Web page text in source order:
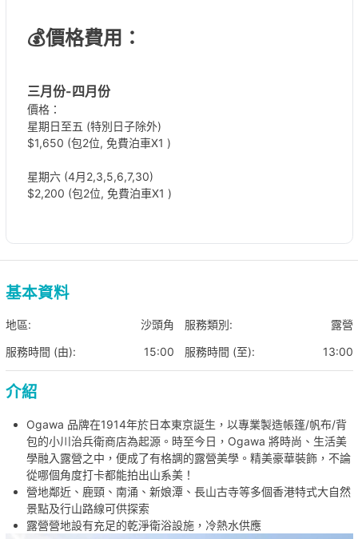
💰價格費用：
三月份-四月份
價格：
星期日至五 (特別日子除外)
$1,650 (包2位, 免費泊車X1 )
星期六 (4月2,3,5,6,7,30)
$2,200 (包2位, 免費泊車X1 )
五月份 - 九月份
價格：
*額外泊車
費用套票已包以下裝備：
露營桌
露營椅
煮食爐
燒烤爐
餐具
調味料
冰桶
基本資料
地區: 沙頭角 服務類別:
露營
服務時間 (由):
15:00 服務時間 (至): 13:00
介紹
Ogawa 品牌在1914年於日本東京誕生，以專業製造帳篷/帆布/背
包的小川治兵衛商店為起源。時至今日，Ogawa 將時尚、生活美
學融入露營之中，便成了有格調的露營美學。精美豪華裝飾，不論
從哪個角度打卡都能拍出山系美！
營地鄰近、鹿頸、南涌、新娘潭、長山古寺等多個香港特式大自然
景點及行山路線可供探索
露營營地設有充足的乾淨衛浴設施，冷熱水供應